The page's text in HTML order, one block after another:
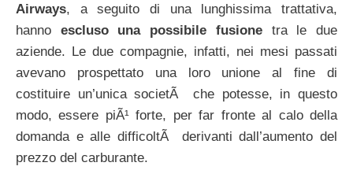
Airways, a seguito di una lunghissima trattativa,
hanno escluso una possibile fusionetra le due
aziende. Le due compagnie, infatti, nei mesi passati
avevano prospettato una loro unione al fine di
costituire un’unica societÃ che potesse, in questo
modo, essere piÃ¹ forte, per far fronte al calo della
domanda e alle difficoltÃ derivanti dall’aumento del
prezzo del carburante.